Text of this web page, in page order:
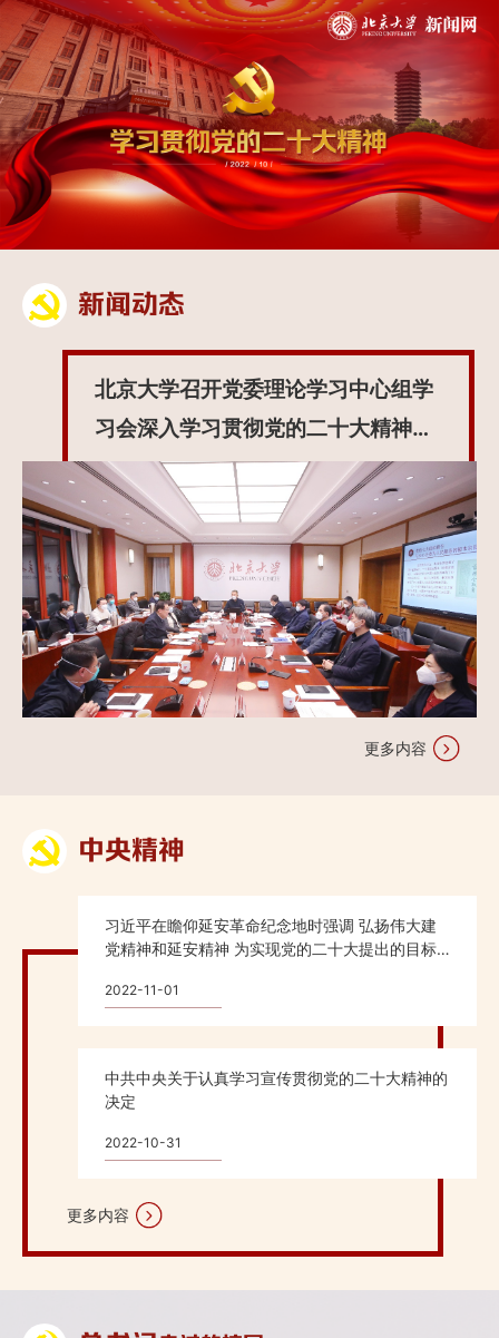
新闻动态
更多内容
北京大学召开党委理论学习中心组学
习会深入学习贯彻党的二十大精神和
习近平总书记重要讲话精神
中央精神
更多内容
习近平在瞻仰延安革命纪念地时强调 弘扬伟大建
党精神和延安精神 为实现党的二十大提出的目标
2022-11-01
中共中央关于认真学习宣传贯彻党的二十大精神的
决定
2022-10-31